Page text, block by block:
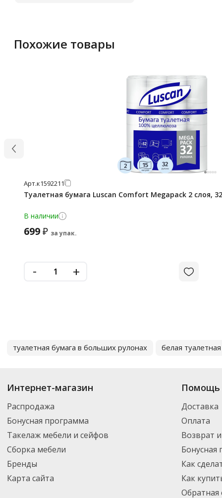
Похожие товары
Арт.к1592211
Туалетная бумага Luscan Comfort Megapack 2 слоя,
В наличии
699₽ за упак.
- +
туалетная бумага в больших рулонах белая
Интернет-магазин
Распродажа
Бонусная программа
Такелаж мебели и сейфов
Сборка мебели
Бренды
Карта сайта
Помощь
Доставка
Оплата
Возврат
Бонусная
Как
Как
Обратная